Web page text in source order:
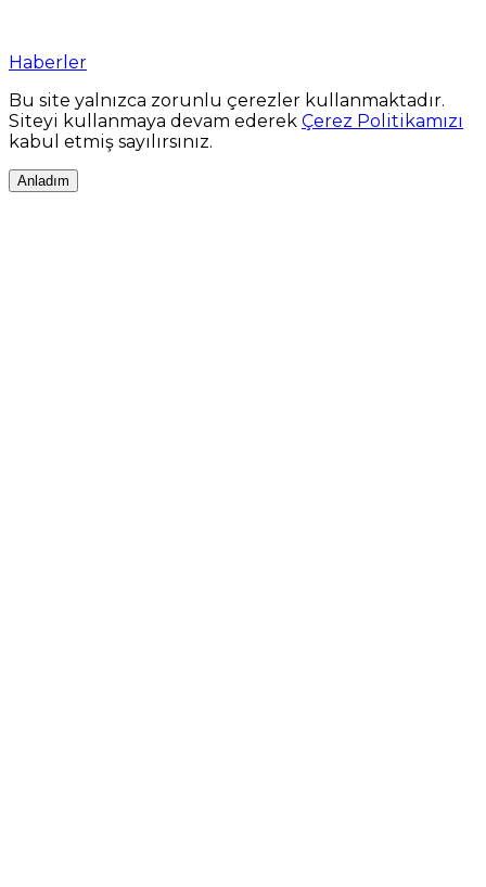
Haberler
Bu site yalnızca zorunlu çerezler kullanmaktadır.
Siteyi kullanmaya devam ederek Çerez Politikamızı
kabul etmiş sayılırsınız.
Anladım